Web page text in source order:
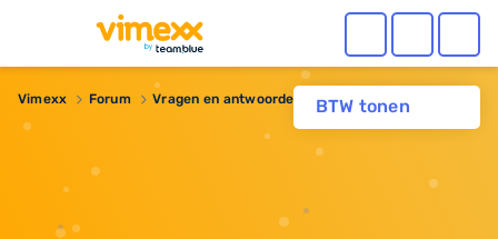
BTW tonen
Vimexx Forum Vragen en antwoorden Roundcube versie